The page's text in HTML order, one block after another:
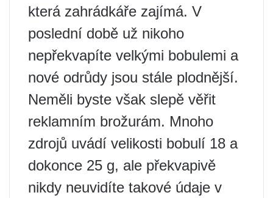
která zahrádkáře zajímá. V
poslední době už nikoho
nepřekvapíte velkými bobulemi a
nové odrůdy jsou stále plodnější.
Neměli byste však slepě věřit
reklamním brožurám. Mnoho
zdrojů uvádí velikosti bobulí 18 a
dokonce 25 g, ale překvapivě
nikdy neuvidíte takové údaje v